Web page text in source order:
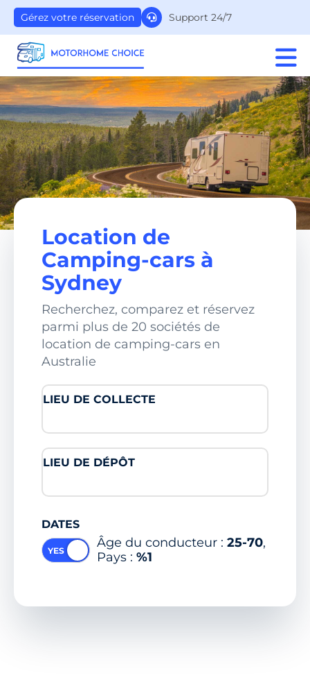
Support 24/7
Gérez votre réservation
Location de
Camping-cars à
Sydney
Recherchez, comparez et réservez
parmi plus de 20 sociétés de
location de camping-cars en
Australie
LIEU DE COLLECTE
LIEU DE DÉPÔT
DATES
Âge du conducteur : 25-70,
Pays : %1